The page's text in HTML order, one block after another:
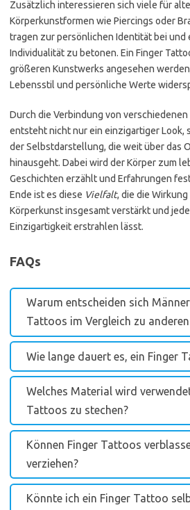
Zusätzlich interessieren sich viele für
Körperkunstformen wie Piercings oder
tragen zur persönlichen Identität bei und
Individualität zu betonen. Ein Finger
größeren Kunstwerks angesehen
Lebensstil und persönliche Werte
Durch die Verbindung von
entsteht nicht nur ein einzigartiger Look,
der Selbstdarstellung, die weit über das
hinausgeht. Dabei wird der Körper zum
Geschichten erzählt und Erfahrungen
Ende ist es diese Vielfalt, die die
Körperkunst insgesamt verstärkt und
Einzigartigkeit erstrahlen lässt.
FAQs
Warum entscheiden sich
Tattoos im Vergleich zu
Wie lange dauert es, ein Finger
Welches Material wird
Tattoos zu stechen?
Können Finger Tattoos
verziehen?
Könnte ich ein Finger Tattoo